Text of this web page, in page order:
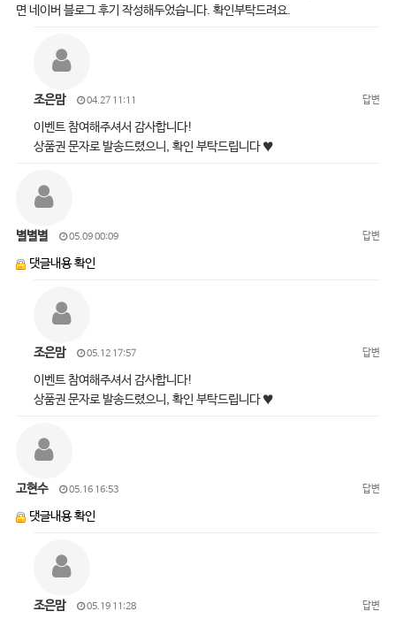
면 네이버 블로그 후기 작성해두었습니다. 확인부탁드려요.
조은맘 04.27 11:11 답변
이벤트 참여해주셔서 감사합니다!
상품권 문자로 발송드렸으니, 확인 부탁드립니다 ♥
별별별 05.09 00:09 답변
댓글내용 확인
조은맘 05.12 17:57 답변
이벤트 참여해주셔서 감사합니다!
상품권 문자로 발송드렸으니, 확인 부탁드립니다 ♥
고현수 05.16 16:53 답변
댓글내용 확인
조은맘 05.19 11:28 답변